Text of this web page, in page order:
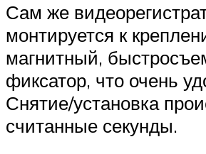
Сам же
монтируется к
магнитный,
фиксатор, что очень
Снятие/установка
считанные секунды.